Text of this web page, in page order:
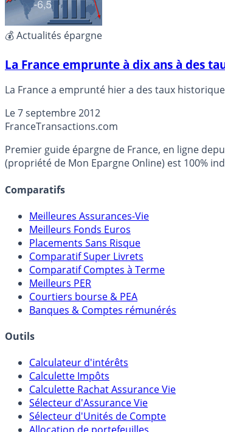
💰 Actualités épargne
La France emprunte à dix ans à des
La France a emprunté hier a des taux
Le7 septembre 2012
FranceTransactions.com
Premier guide épargne de France, en ligne
(propriété de Mon Epargne Online) est 100%
Comparatifs
Meilleures Assurances-Vie
Meilleurs Fonds Euros
Placements Sans Risque
Comparatif Super Livrets
Comparatif Comptes à Terme
Meilleurs PER
Courtiers bourse & PEA
Banques & Comptes rémunérés
Outils
Calculateur d'intérêts
Calculette Impôts
Calculette Rachat Assurance Vie
Sélecteur d'Assurance Vie
Sélecteur d'Unités de Compte